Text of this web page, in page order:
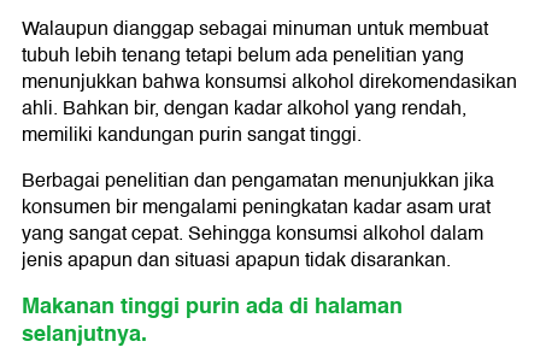
Walaupun dianggap sebagai minuman untuk membuat
tubuh lebih tenang tetapi belum ada penelitian yang
menunjukkan bahwa konsumsi alkohol direkomendasikan
ahli. Bahkan bir, dengan kadar alkohol yang rendah,
memiliki kandungan purin sangat tinggi.
Berbagai penelitian dan pengamatan menunjukkan jika
konsumen bir mengalami peningkatan kadar asam urat
yang sangat cepat. Sehingga konsumsi alkohol dalam
jenis apapun dan situasi apapun tidak disarankan.
Makanan tinggi purin ada di halaman
selanjutnya.